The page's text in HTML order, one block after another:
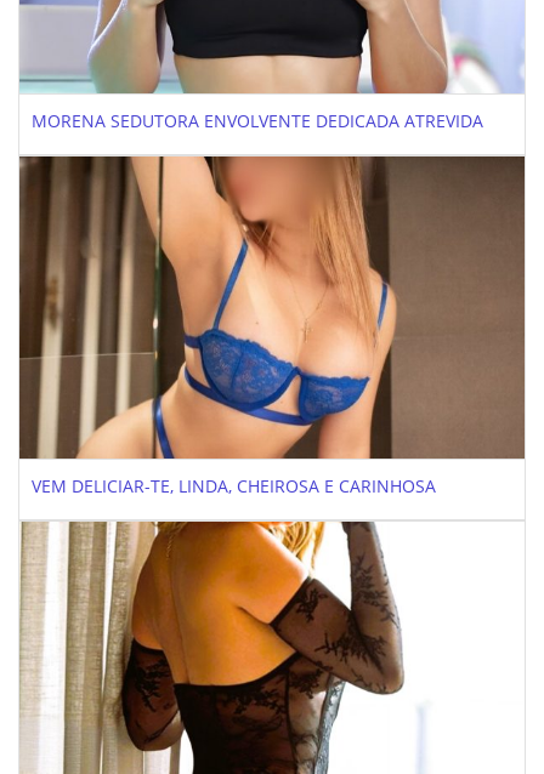
MORENA SEDUTORA ENVOLVENTE DEDICADA ATREVIDA
VEM DELICIAR-TE, LINDA, CHEIROSA E CARINHOSA